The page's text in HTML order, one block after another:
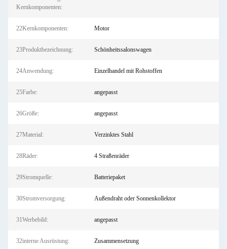
Kernkomponenten:
22Kernkomponenten: Motor
23Produktbezeichnung: Schönheitssalonswagen
24Anwendung: Einzelhandel mit Rohstoffen
25Farbe: angepasst
26Größe: angepasst
27Material: Verzinktes Stahl
28Räder: 4 Straßenräder
29Stromquelle: Batteriepaket
30Stromversorgung: Außendraht oder Sonnenkollektor
31Werbebild: angepasst
32interne Ausrüstung: Zusammensetzung